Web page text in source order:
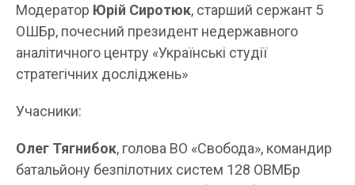
Модератор Юрій Сиротюк, старший сержант 5
ОШБр, почесний президент недержавного
аналітичного центру «Українські студії
стратегічних досліджень»
Учасники:
Олег Тягнибок, голова ВО «Свобода», командир
батальйону безпілотних систем 128 ОВМБр